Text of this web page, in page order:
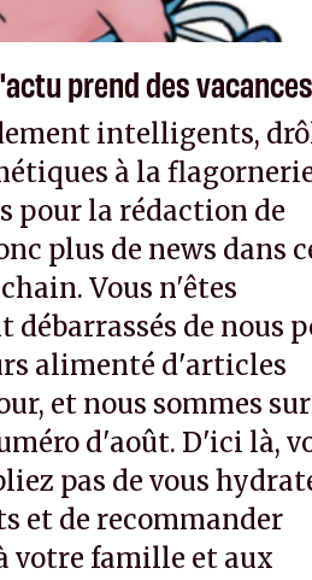
prend des vacances
intelligents,
à la
pour la rédaction de
plus de news dans
Vous n'êtes
de nous
alimenté d'articles
et nous sommes
d'août. D'ici là,
pas de vous
et de recommander
votre famille et aux